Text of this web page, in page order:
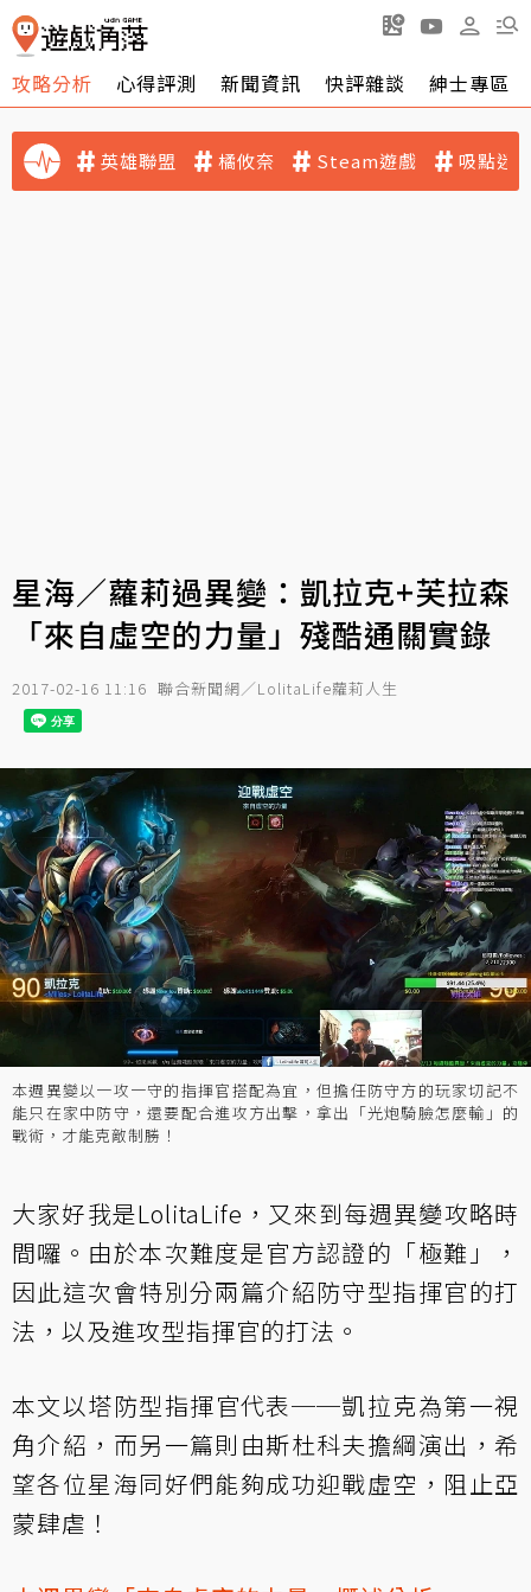
攻略分析 心得評測 新聞資訊 快評雜談 紳士專區
英雄聯盟 橘攸奈 Steam遊戲 吸點迷
星海／蘿莉過異變：凱拉克+芙拉森
「來自虛空的力量」殘酷通關實錄
2017-02-16 11:16 聯合新聞網／LolitaLife蘿莉人生
本週異變以一攻一守的指揮官搭配為宜，但擔任防守方的玩家切記不
能只在家中防守，還要配合進攻方出擊，拿出「光炮騎臉怎麼輸」的
戰術，才能克敵制勝！
大家好我是LolitaLife，又來到每週異變攻略時
間囉。由於本次難度是官方認證的「極難」，
因此這次會特別分兩篇介紹防守型指揮官的打
法，以及進攻型指揮官的打法 。
本文以塔防型指揮官代表──凱拉克為第一視
角介紹，而另一篇則由斯杜科夫擔綱演出 ，希
望各位星海同好們能夠成功迎戰虛空，阻止亞
蒙肆虐！